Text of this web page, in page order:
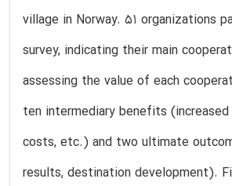
village in Norway. 51 organizations
survey, indicating their main
assessing the value of each
ten intermediary benefits (increased
costs, etc.) and two ultimate
results, destination development).